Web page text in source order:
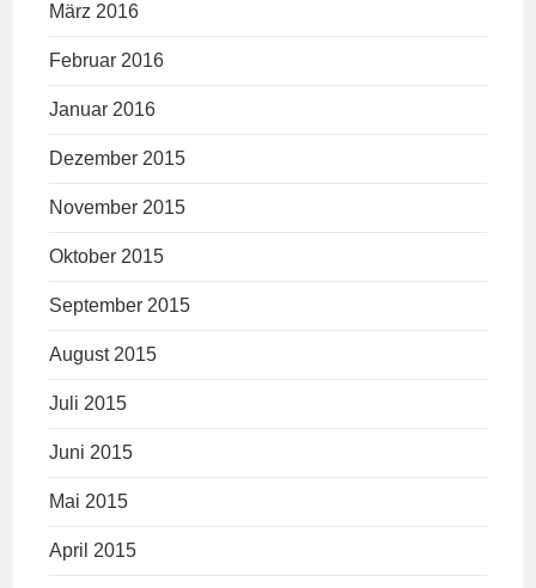
März 2016
Februar 2016
Januar 2016
Dezember 2015
November 2015
Oktober 2015
September 2015
August 2015
Juli 2015
Juni 2015
Mai 2015
April 2015